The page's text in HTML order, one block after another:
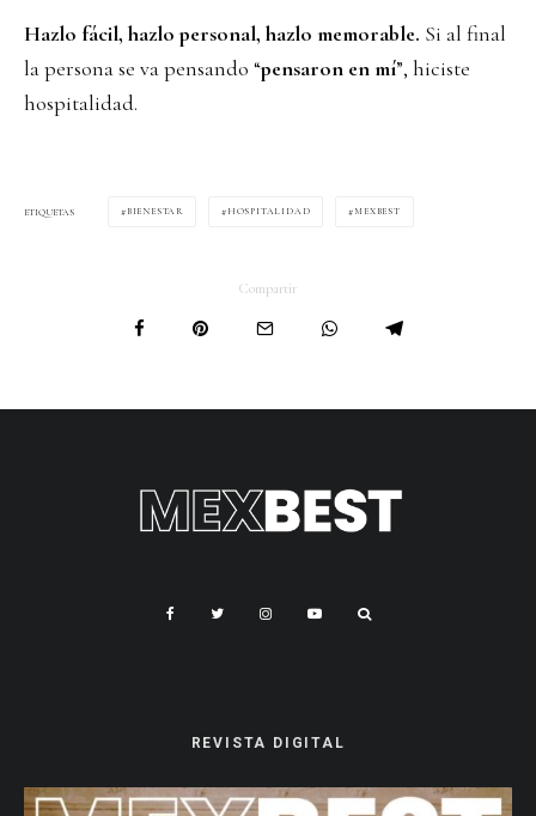
Hazlo fácil, hazlo personal, hazlo memorable. Si al final
la persona se va pensando “pensaron en mí”, hiciste
hospitalidad.
ETIQUETAS BIENESTAR HOSPITALIDAD MEXBEST
Compartir
REVISTA DIGITAL